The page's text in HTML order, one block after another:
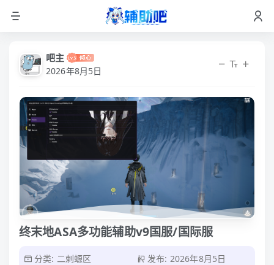
吧主
2026年8月5日
终末地ASA多功能辅助v9国服/国际服
分类: 二刺螈区
发布: 2026年8月5日